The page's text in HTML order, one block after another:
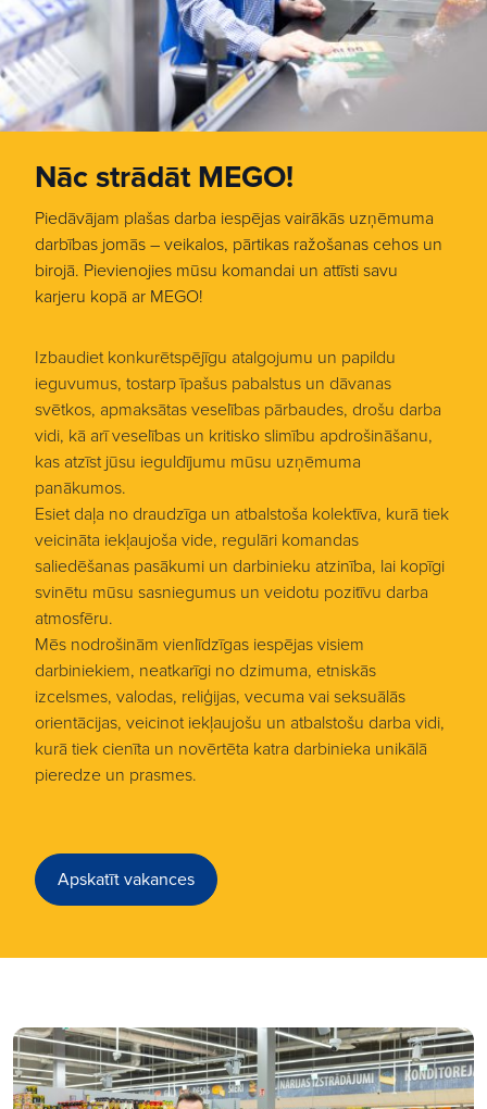
Nāc strādāt MEGO!
Piedāvājam plašas darba iespējas vairākās uzņēmuma
darbības jomās – veikalos, pārtikas ražošanas cehos un
birojā. Pievienojies mūsu komandai un attīsti savu
karjeru kopā ar MEGO!
Izbaudiet konkurētspējīgu atalgojumu un papildu
ieguvumus, tostarp īpašus pabalstus un dāvanas
svētkos, apmaksātas veselības pārbaudes, drošu darba
vidi, kā arī veselības un kritisko slimību apdrošināšanu,
kas atzīst jūsu ieguldījumu mūsu uzņēmuma
panākumos.
Esiet daļa no draudzīga un atbalstoša kolektīva, kurā tiek
veicināta iekļaujoša vide, regulāri komandas
saliedēšanas pasākumi un darbinieku atzinība, lai kopīgi
svinētu mūsu sasniegumus un veidotu pozitīvu darba
atmosfēru.
Mēs nodrošinām vienlīdzīgas iespējas visiem
darbiniekiem, neatkarīgi no dzimuma, etniskās
izcelsmes, valodas, reliģijas, vecuma vai seksuālās
orientācijas, veicinot iekļaujošu un atbalstošu darba vidi,
kurā tiek cienīta un novērtēta katra darbinieka unikālā
pieredze un prasmes.
Apskatīt vakances